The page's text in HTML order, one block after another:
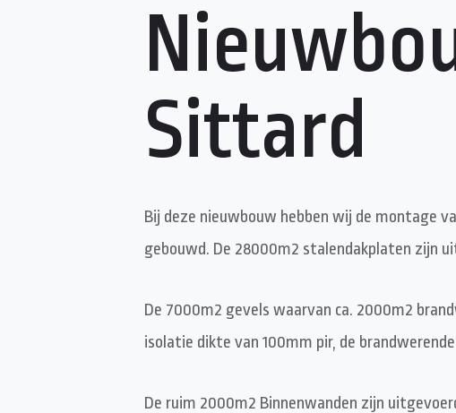
Sittard
Bij deze nieuwbouw hebben wij de montage
gebouwd. De 28000m2 stalendakplaten zijn
De 7000m2 gevels waarvan ca. 2000m2
isolatie dikte van 100mm pir, de
De ruim 2000m2 Binnenwanden zijn